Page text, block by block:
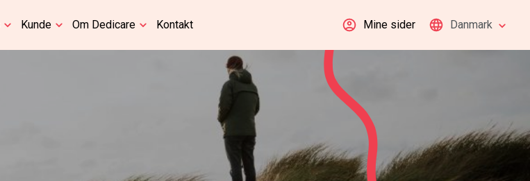
Kunde Om Dedicare Kontakt Mine sider Danmark